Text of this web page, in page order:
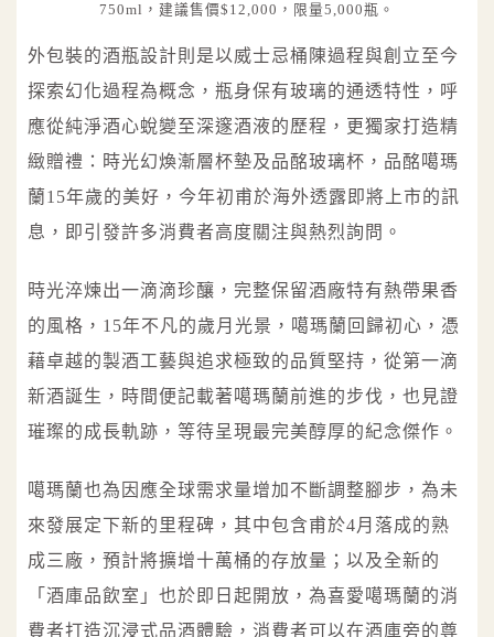
750ml，建議售價$12,000，限量5,000瓶。
外包裝的酒瓶設計則是以威士忌桶陳過程與創立至今
探索幻化過程為概念，瓶身保有玻璃的通透特性，呼
應從純淨酒心蛻變至深邃酒液的歷程，更獨家打造精
緻贈禮：時光幻煥漸層杯墊及品酩玻璃杯，品酩噶瑪
蘭15年歲的美好，今年初甫於海外透露即將上市的訊
息，即引發許多消費者高度關注與熱烈詢問。
時光淬煉出一滴滴珍釀，完整保留酒廠特有熱帶果香
的風格，15年不凡的歲月光景，噶瑪蘭回歸初心，憑
藉卓越的製酒工藝與追求極致的品質堅持，從第一滴
新酒誕生，時間便記載著噶瑪蘭前進的步伐，也見證
璀璨的成長軌跡，等待呈現最完美醇厚的紀念傑作。
噶瑪蘭也為因應全球需求量增加不斷調整腳步，為未
來發展定下新的里程碑，其中包含甫於4月落成的熟
成三廠，預計將擴增十萬桶的存放量；以及全新的
「酒庫品飲室」也於即日起開放，為喜愛噶瑪蘭的消
費者打造沉浸式品酒體驗，消費者可以在酒庫旁的尊